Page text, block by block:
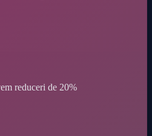
reduceri de 20%